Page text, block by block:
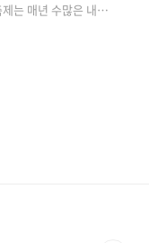
는 매년 수많은 내국
자리매김했죠. 특히
다고 하니 기대감이